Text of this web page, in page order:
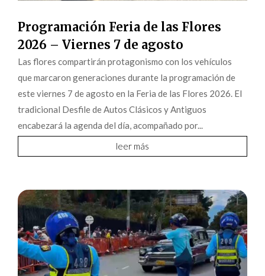
Programación Feria de las Flores
2026 – Viernes 7 de agosto
Las flores compartirán protagonismo con los vehículos
que marcaron generaciones durante la programación de
este viernes 7 de agosto en la Feria de las Flores 2026. El
tradicional Desfile de Autos Clásicos y Antiguos
encabezará la agenda del día, acompañado por...
leer más